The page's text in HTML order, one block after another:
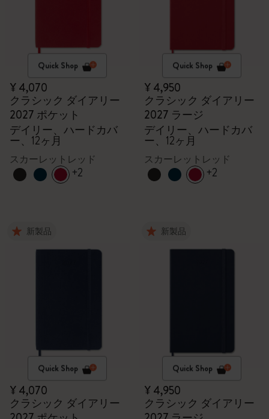
Quick Shop
¥ 4,070
クラシック ダイアリー
2027 ポケット
デイリー、ハードカバ
ー、12ヶ月
スカーレットレッド
+2
Quick Shop
¥ 4,950
クラシック ダイアリー
2027 ラージ
デイリー、ハードカバ
ー、12ヶ月
スカーレットレッド
+2
新製品
Quick Shop
¥ 4,070
クラシック ダイアリー
新製品
Quick Shop
¥ 4,950
クラシック ダイアリー